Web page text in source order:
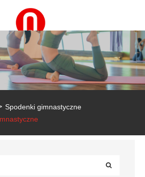
Spodenki gimnastyczne